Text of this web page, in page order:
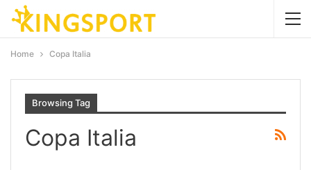
Home Copa Italia
Browsing Tag
Copa Italia